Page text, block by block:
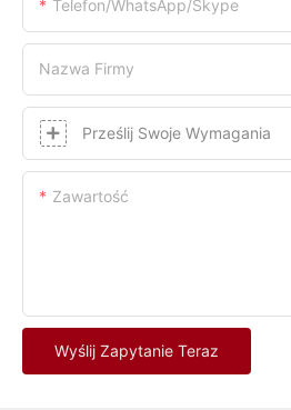
Telefon/WhatsApp/Skype
Nazwa Firmy
Prześlij Swoje Wymagania
Zawartość
Wyślij Zapytanie Teraz